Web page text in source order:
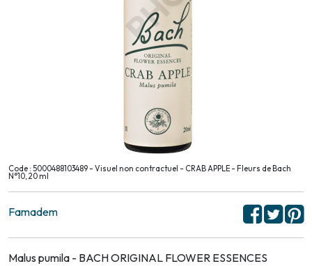
Code : 5000488103489 - Visuel non contractuel - CRAB APPLE - Fleurs de Bach
N°10, 20 ml
Famadem
Malus pumila - BACH ORIGINAL FLOWER ESSENCES